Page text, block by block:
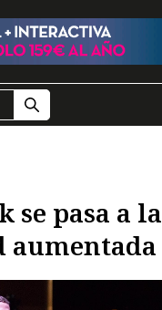
se pasa a la
aumentada